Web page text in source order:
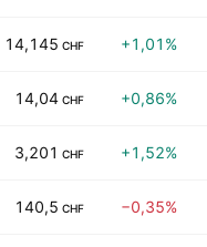
14,145 CHF +1,01%
14,04 CHF +0,86%
3,201 CHF +1,52%
140,5 CHF −0,35%